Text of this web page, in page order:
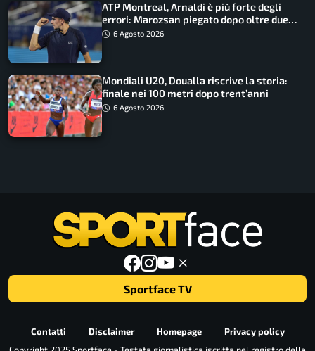
ATP Montreal, Arnaldi è più forte degli
errori: Marozsan piegato dopo oltre due
ore6 Agosto 2026
Mondiali U20, Doualla riscrive la storia:
finale nei 100 metri dopo trent’anni
6 Agosto 2026
Sportface TV
Contatti Disclaimer Homepage
Privacy policy